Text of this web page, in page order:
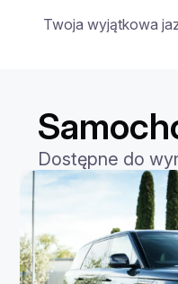
Twoja wyjątkowa
Dostępne do